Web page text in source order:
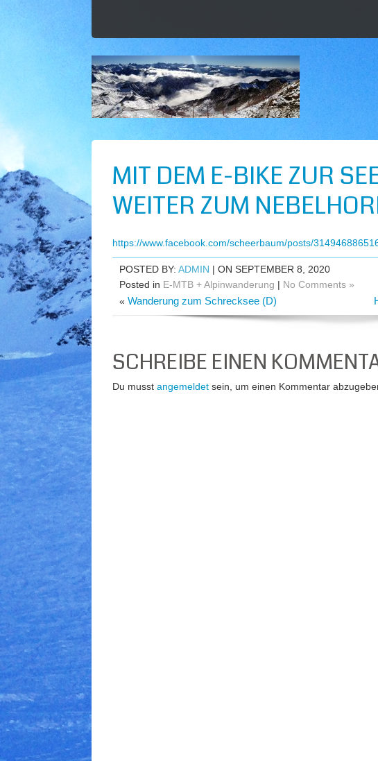
MIT DEM E-BIKE ZUR
EITER ZUM
https://www.facebook.com/scheerbaum/posts/
POSTED BY: ADMIN | ON SEPTEMBER 8, 2020
Posted in E-MTB + Alpinwanderung | No Comments »
« Wanderung zum Schrecksee (D)
SCHREIBE EINEN
Du musst angemeldet sein, um einen Kommentar